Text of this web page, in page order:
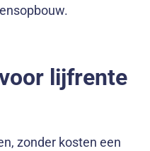
lijfrente
zonder kosten een